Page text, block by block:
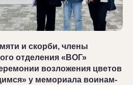
и скорби, члены
отделения «ВОГ»
возложения цветов
у мемориала воинам-